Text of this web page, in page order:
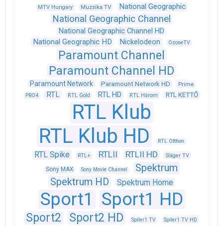
MTV Hungary
Muzsika TV National Geographic
National Geographic Channel
National Geographic Channel HD
National Geographic HD
Nickelodeon OzoneTV
Paramount Channel
Paramount Channel HD
Paramount Network Paramount Network HD Prime
PRO4 RTL RTL Gold RTL HD RTL Három RTL KETTŐ
RTL Klub
RTL Klub HD
RTL Otthon
RTL Spike RTL+ RTLII RTLII HD Sláger TV
Sony MAX Sony Movie Channel
Spektrum
Spektrum HD
Spektrum Home
Sport1 Sport1 HD
Sport2 Sport2 HD Spíler1 TV
Spíler1 TV HD